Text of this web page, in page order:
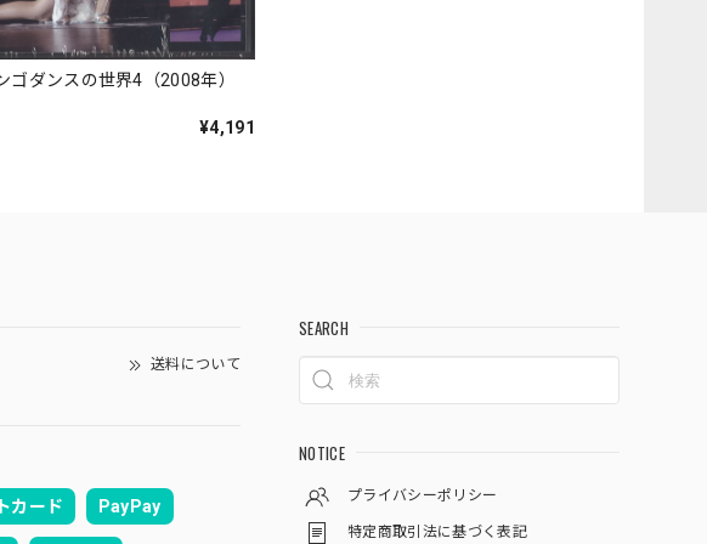
ゴダンスの世界4（2008年）
¥4,191
送料について
カード PayPay
SEARCH
NOTICE
プライバシーポリシー
特定商取引法に基づく表記